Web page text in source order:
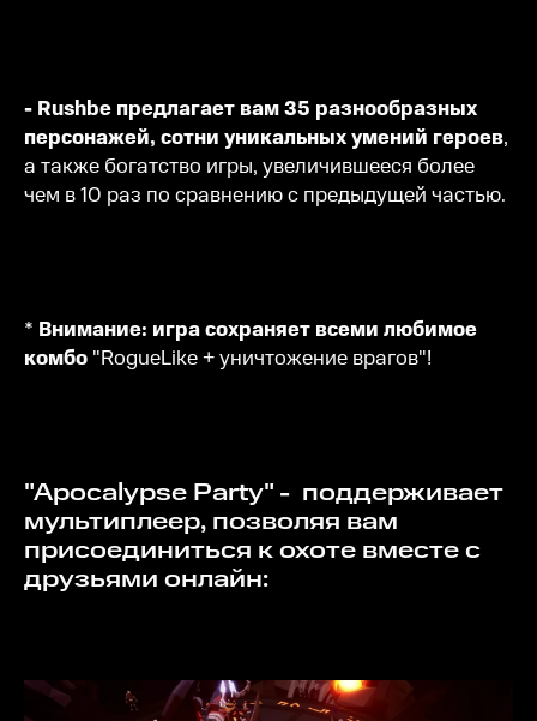
- Rushbe предлагает вам 35 разнообразных
персонажей, сотни уникальных умений героев,
а также богатство игры, увеличившееся более
чем в 10 раз по сравнению с предыдущей частью.
* Внимание: игра сохраняет всеми любимое
комбо "RogueLike + уничтожение врагов"!
"Apocalypse Party" - поддерживает
мультиплеер, позволяя вам
присоединиться к охоте вместе с
друзьями онлайн: